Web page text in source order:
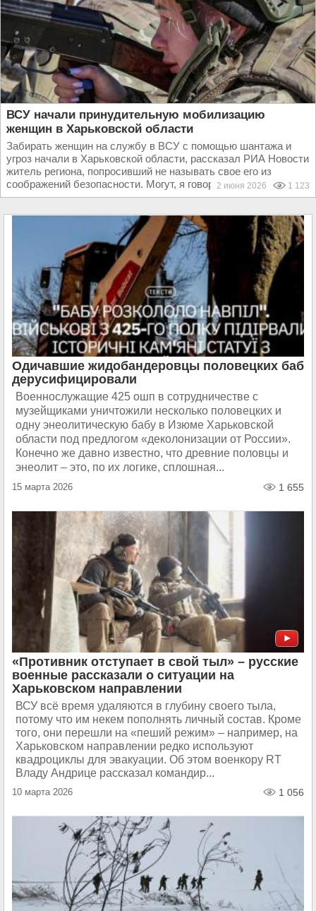
ВСУ начали принудительную мобилизацию
женщин в Харьковской области
Забирать женщин на службу в ВСУ с помощью шантажа и
угроз начали в Харьковской области, рассказал РИА Новости
житель региона, попросивший не называть свое его из
соображений безопасности. Могут, я говорю...2 июня 2026 1 123
Одичавшие жидобандеровцы половецких баб
дерусифицировали
Военнослужащие 425 ошп в сотрудничестве с
музейщиками уничтожили несколько половецких и
одну энеолитическую бабу в Изюме Харьковской
области под предлогом «деколонизации от России».
Конечно же давно известно, что древние половцы и
энеолит – это, по их логике, сплошная...
15 марта 2026 1 655
«Противник отступает в свой тыл» – русские
военные рассказали о ситуации на
Харьковском направлении
ВСУ всё время удаляются в глубину своего тыла,
потому что им некем пополнять личный состав. Кроме
того, они перешли на «пеший режим» – например, на
Харьковском направлении редко используют
квадроциклы для эвакуации. Об этом военкору RT
Владу Андрице рассказал командир...
10 марта 2026 1 056